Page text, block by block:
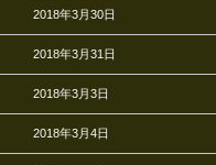
2018年3月30日
2018年3月31日
2018年3月3日
2018年3月4日